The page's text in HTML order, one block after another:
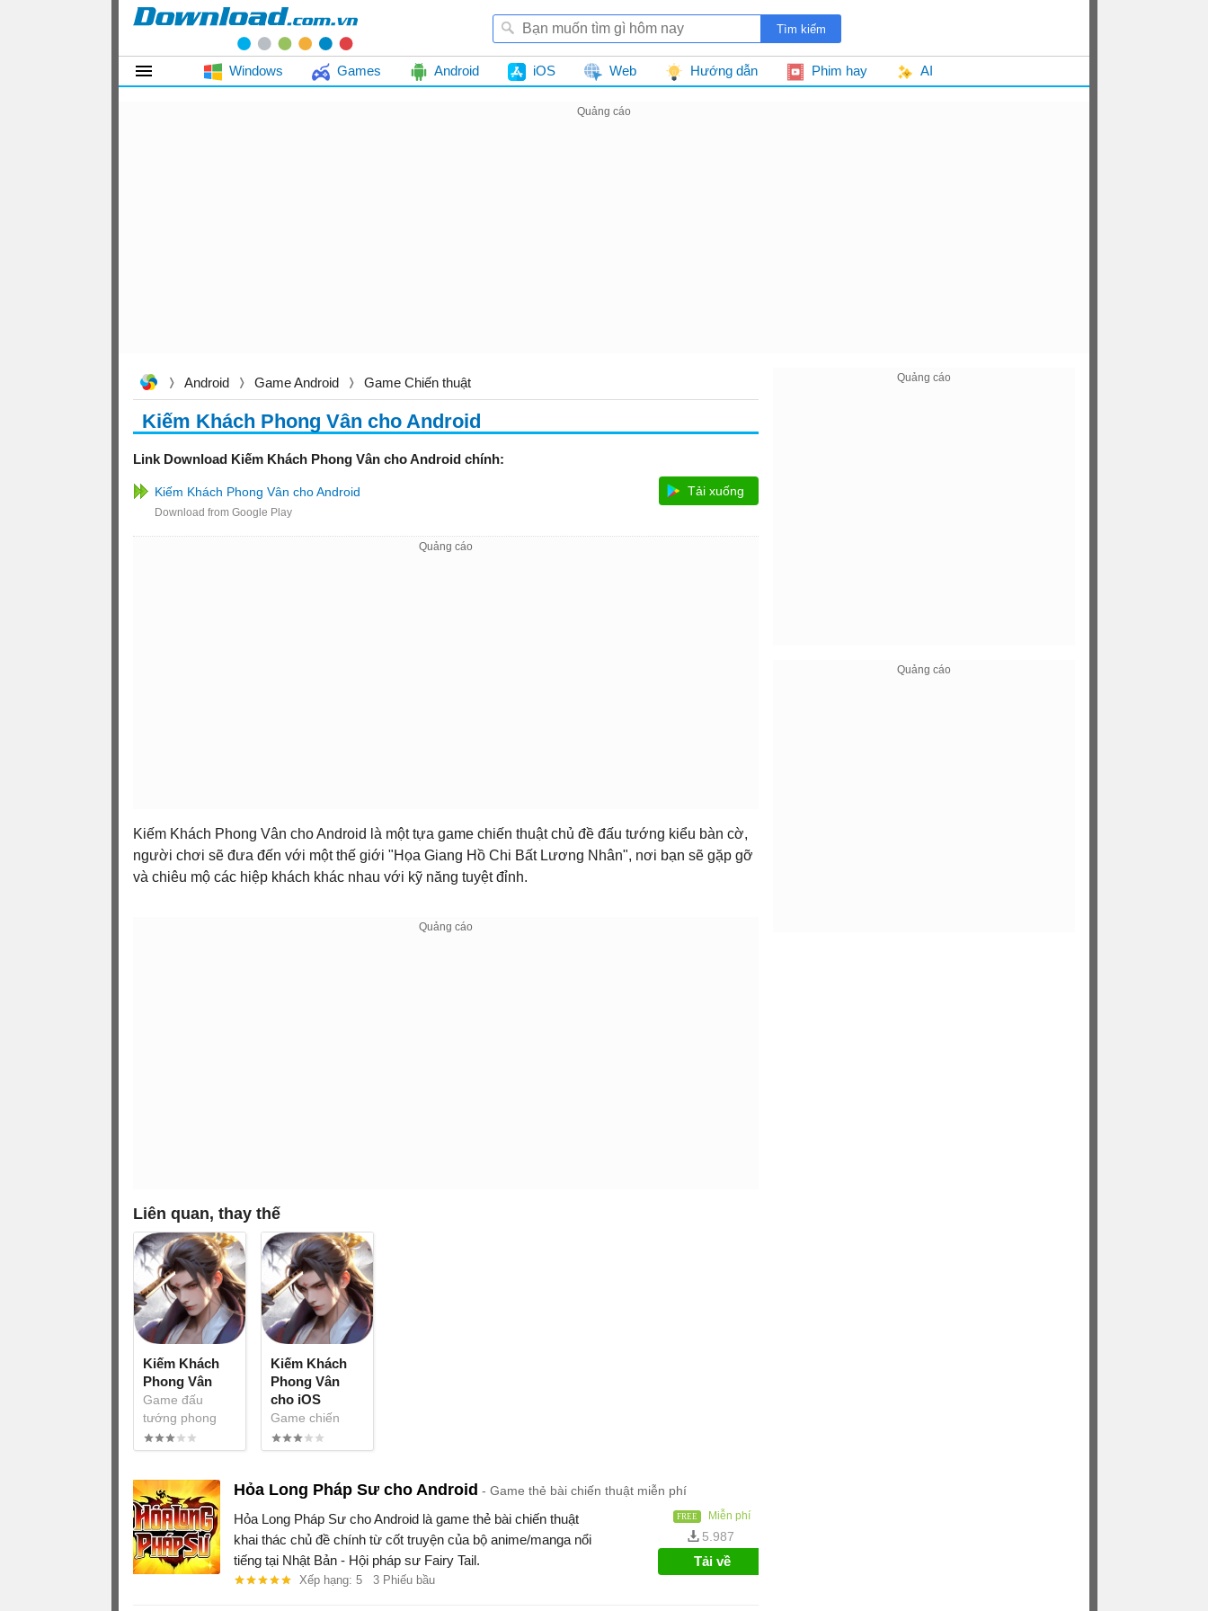
Windows Games Android iOS Web Hướng dẫn Phim hay AI
Android Game Android Game Chiến thuật
Kiếm Khách Phong Vân cho Android
Link Download Kiếm Khách Phong Vân cho Android chính:
Kiếm Khách Phong Vân cho Android Tải xuống
Kiếm Khách Phong Vân cho Android là một tựa game chiến thuật chủ đề đấu tướng kiểu bàn cờ,
người chơi sẽ đưa đến với một thế giới "Họa Giang Hồ Chi Bất Lương Nhân", nơi bạn sẽ gặp gỡ
và chiêu mộ các hiệp khách khác nhau với kỹ năng tuyệt đỉnh.
Liên quan, thay thế
Kiếm Khách
Phong Vân
Game đấu
tướng phong
cách auto chess
Kiếm Khách
Phong Vân
cho iOS
Game chiến
thuật phong
cách auto chess
Hỏa Long Pháp Sư cho Android Game thẻ bài chiến thuật miễn phí
Hỏa Long Pháp Sư cho Android là game thẻ bài chiến thuật
khai thác chủ đề chính từ cốt truyện của bộ anime/manga nổi
tiếng tại Nhật Bản - Hội pháp sư Fairy Tail.
Xếp hạng: 5 3 Phiếu bầu
Miễn phí
5.987
Tải về